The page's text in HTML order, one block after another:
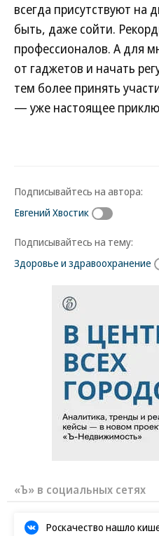
всегда присутствуют на
быть, даже сойти.
профессионалов. А для
от гаджетов и начать
тем более принять
— уже настоящее
Подписывайтесь на автора:
Евгений Хвостик
Подписывайтесь на тему:
Здоровье и здравоохранение
«Ъ» в социальных сетях
Роскачество нашло